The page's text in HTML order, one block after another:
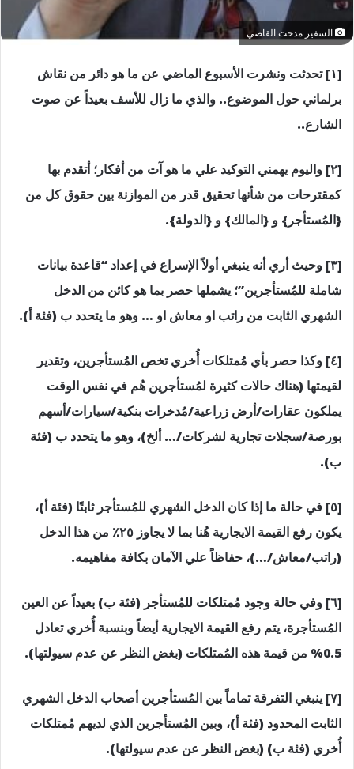
السفير مدحت القاضي
[١] تحدثت ونشرت الأسبوع الماضي عن ما هو دائر من نقاش
برلماني حول الموضوع.. والذي ما زال للأسف بعيداً عن صوت
الشارع..
[٢] واليوم يهمني التوكيد علي ما هو آت من أفكار؛ أتقدم بها
كمقترحات من شأنها تحقيق قدر من الموازنة بين حقوق كل من
{المُستأجر} و {المالك} و {الدولة}.
[٣] وحيث أري أنه ينبغي أولاً الإسراع في إعداد “قاعدة بيانات
شاملة للمُستأجرين”؛ يشملها حصر بما هو كائن من الدخل
الشهري الثابت من راتب او معاش او … وهو ما يتحدد ب (فئة أ).
[٤] وكذا حصر بأي مُمتلكات أُخري تخص المُستأجرين، وتقدير
لقيمتها (هناك حالات كثيرة لمُستأجرين هُم في نفس الوقت
يملكون عقارات/أرض زراعية/مُدخرات بنكية/سيارات/أسهم
بورصة/سجلات تجارية لشركات/… ألخ)، وهو ما يتحدد ب (فئة
ب).
[٥] في حالة ما إذا كان الدخل الشهري للمُستأجر ثابتًا (فئة أ)،
يكون رفع القيمة الايجارية هُنا بما لا يجاوز ٢٥٪؜ من هذا الدخل
(راتب/معاش/…)، حفاظاً علي الآمان بكافة مفاهيمه.
[٦] وفي حالة وجود مُمتلكات للمُستأجر (فئة ب) بعيداً عن العين
المُستأجرة، يتم رفع القيمة الايجارية أيضاً وبنسبة أُخري تعادل
0.5% من قيمة هذه المُمتلكات (بغض النظر عن عدم سيولتها).
[٧] ينبغي التفرقة تماماً بين المُستأجرين أصحاب الدخل الشهري
الثابت المحدود (فئة أ)، وبين المُستأجرين الذي لديهم مُمتلكات
أُخري (فئة ب) (بغض النظر عن عدم سيولتها).